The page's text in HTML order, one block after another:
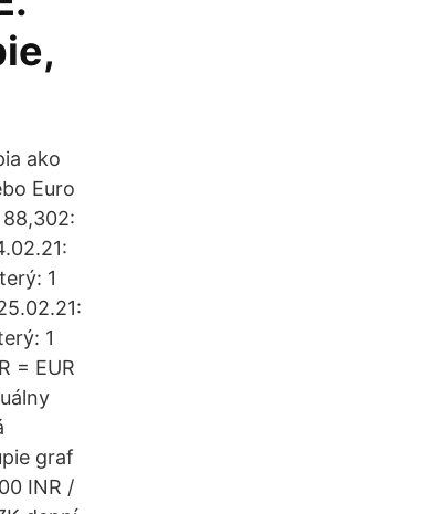
ako
Euro
1
1
= EUR
graf
INR /